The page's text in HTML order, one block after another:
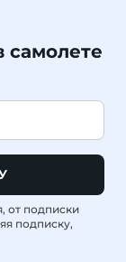
самолете
от подписки
подписку,